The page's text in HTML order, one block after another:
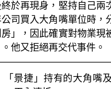
於再現身，堅持自己兩
司買入大角嘴單位時，
」，因此確實對物業現
他又拒絕再交代事件。
「景捷」持有的大角嘴